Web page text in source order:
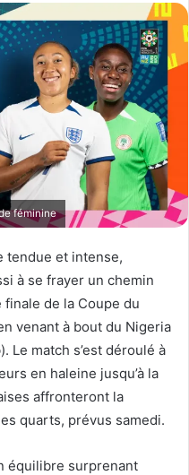
féminine
tendue et intense,
à se frayer un chemin
de la Coupe du
venant à bout du Nigeria
Le match s’est déroulé à
en haleine jusqu’à la
affronteront la
quarts, prévus samedi.
équilibre surprenant